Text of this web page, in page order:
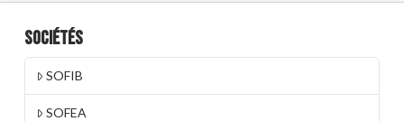
Sociétés
SOFIB
SOFEA